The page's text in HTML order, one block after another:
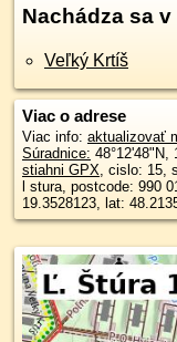
Nachádza sa v
Veľký Krtíš
Viac o adrese
Viac info: aktualizovať
Súradnice: 48°12'48"N,
stiahni GPX, cislo: 15,
l stura, postcode: 990
19.3528123, lat: